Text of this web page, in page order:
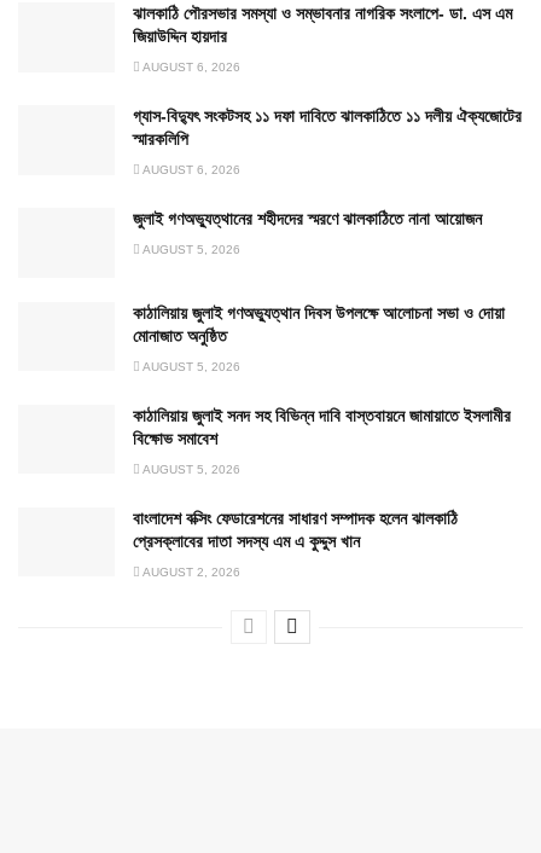
ঝালকাঠি পৌরসভার সমস্যা ও সম্ভাবনার নাগরিক সংলাপে- ডা. এস এম
জিয়াউদ্দিন হায়দার
AUGUST 6, 2026
গ্যাস-বিদ্যুৎ সংকটসহ ১১ দফা দাবিতে ঝালকাঠিতে ১১ দলীয় ঐক্যজোটের
স্মারকলিপি
AUGUST 6, 2026
জুলাই গণঅভ্যুত্থানের শহীদদের স্মরণে ঝালকাঠিতে নানা আয়োজন
AUGUST 5, 2026
কাঠালিয়ায় জুলাই গণঅভ্যুত্থান দিবস উপলক্ষে আলোচনা সভা ও দোয়া
মোনাজাত অনুষ্ঠিত
AUGUST 5, 2026
কাঠালিয়ায় জুলাই সনদ সহ বিভিন্ন দাবি বাস্তবায়নে জামায়াতে ইসলামীর
বিক্ষোভ সমাবেশ
AUGUST 5, 2026
বাংলাদেশ বক্সিং ফেডারেশনের সাধারণ সম্পাদক হলেন ঝালকাঠি
প্রেসক্লাবের দাতা সদস্য এম এ কুদ্দুস খান
AUGUST 2, 2026